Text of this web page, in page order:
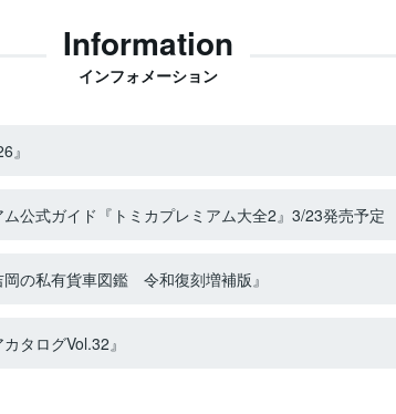
Information
インフォメーション
』
公式ガイド『トミカプレミアム大全2』3/23発売予定
の私有貨車図鑑 令和復刻増補版』
タログVol.32』